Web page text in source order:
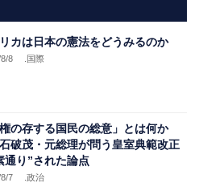
カは日本の憲法をどうみるのか
8/8 .国際
権の存する国民の総意」とは何か
茂・元総理が問う皇室典範改正
通り”された論点
8/7 .政治